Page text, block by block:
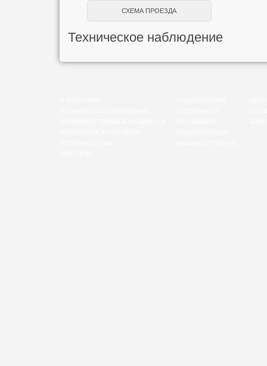
СХЕМА ПРОЕЗДА
Техническое наблюдение